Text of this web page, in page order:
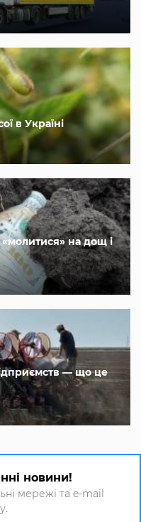
в Україні
на дощ і
— що це
новини!
мережі та e-mail